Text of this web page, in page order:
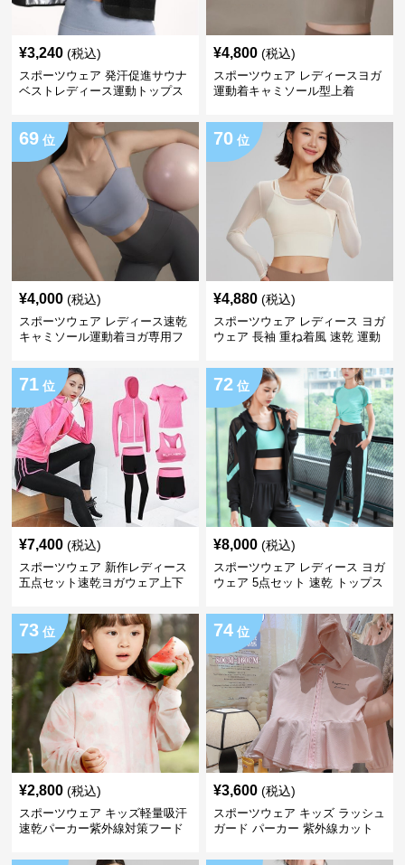
¥3,240 (税込)
スポーツウェア 発汗促進サウナ
ベストレディース運動トップス
¥4,800 (税込)
スポーツウェア レディースヨガ
運動着キャミソール型上着
69 位
¥4,000 (税込)
スポーツウェア レディース速乾
キャミソール運動着ヨガ専用フ
70 位
¥4,880 (税込)
スポーツウェア レディース ヨガ
ウェア 長袖 重ね着風 速乾 運動
71 位
¥7,400 (税込)
スポーツウェア 新作レディース
五点セット速乾ヨガウェア上下
72 位
¥8,000 (税込)
スポーツウェア レディース ヨガ
ウェア 5点セット 速乾 トップス
73 位
¥2,800 (税込)
スポーツウェア キッズ軽量吸汗
速乾パーカー紫外線対策フード
74 位
¥3,600 (税込)
スポーツウェア キッズ ラッシュ
ガード パーカー 紫外線カット